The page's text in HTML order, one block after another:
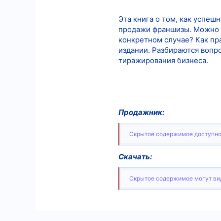
Эта книга о том, как
продажи франшизы. Можно
конкретном случае? Как
издании. Разбираются
тиражирования бизнеса.
Продажник:
Скрытое содержимое
Скачать:
Скрытое содержимое могут